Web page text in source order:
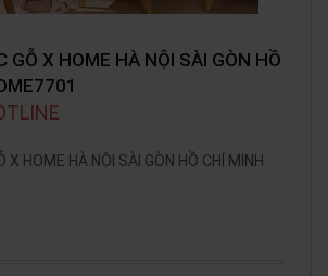
GỖ X HOME HÀ NỘI SÀI GÒN HỒ
X HOME HÀ NỘI SÀI GÒN HỒ CHÍ MINH